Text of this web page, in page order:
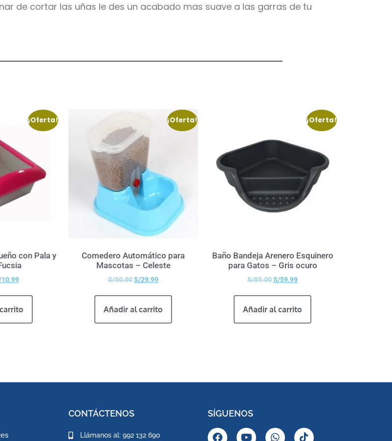
de cortar las uñas le des un acabado mas suave a las garras de tu
¡Oferta!
con Pala y
10.99
¡Oferta!
Comedero Automático para
Mascotas – Celeste
S/50.00S/29.99
Añadir al carrito
¡Oferta!
Baño Bandeja Arenero Esquinero
para Gatos – Gris ocuro
S/85.00S/59.99
Añadir al carrito
CONTÁCTENOS
Llámanos al: 992 132 690
SÍGUENOS